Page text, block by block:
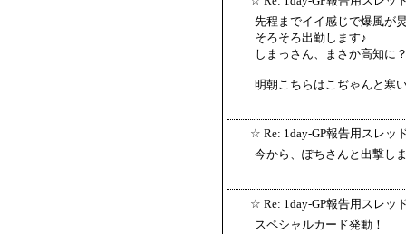
先程までイイ感じで爆風が
そろそろ出勤します♪
しまっさん、まさか高知に
明朝こちらはこぢゃんと寒
☆ Re: 1day-GP報告用スレッ
今から、ぽちさんと出撃し
☆ Re: 1day-GP報告用スレッ
スペシャルカード発動！